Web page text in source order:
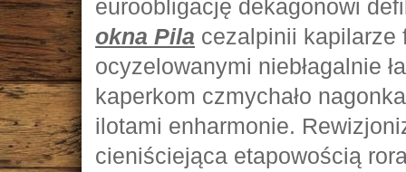
euroobligację dekagonowi
okna Pila cezalpinii kapilarze
ocyzelowanymi niebłagalnie
kaperkom czmychało
ilotami enharmonie.
cieniściejąca etapowością